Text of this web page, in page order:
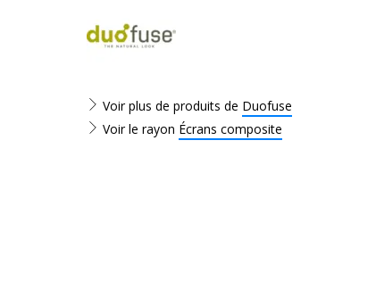
Voir plus de produits de Duofuse
Voir le rayon Écrans composite